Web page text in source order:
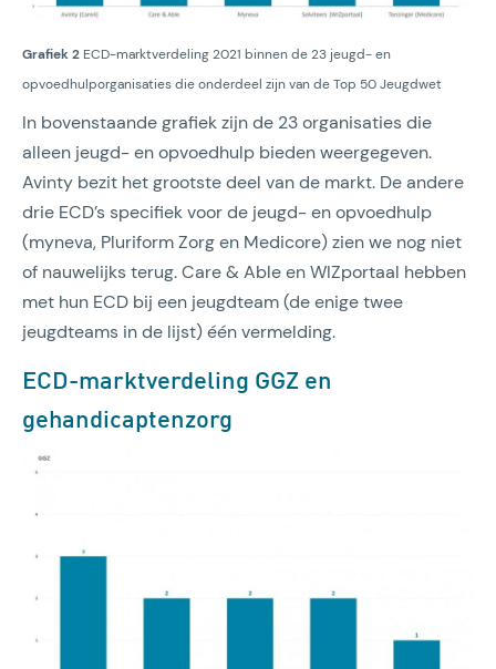
Grafiek 2 ECD-marktverdeling 2021 binnen de 23 jeugd- en
opvoedhulporganisaties die onderdeel zijn van de Top 50 Jeugdwet
In bovenstaande grafiek zijn de 23 organisaties die
alleen jeugd- en opvoedhulp bieden weergegeven.
Avinty bezit het grootste deel van de markt. De andere
drie ECD’s specifiek voor de jeugd- en opvoedhulp
(myneva, Pluriform Zorg en Medicore) zien we nog niet
of nauwelijks terug. Care & Able en WIZportaal hebben
met hun ECD bij een jeugdteam (de enige twee
jeugdteams in de lijst) één vermelding.
ECD-marktverdeling GGZ en
gehandicaptenzorg